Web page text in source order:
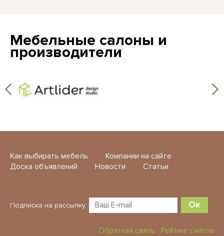
Мебельные салоны и
производители
Как выбирать мебель
Компании на сайте
Доска объявлений
Новости Статьи
Подписка на рассылку: Ок
Обратная связь Рейтинг сайтов